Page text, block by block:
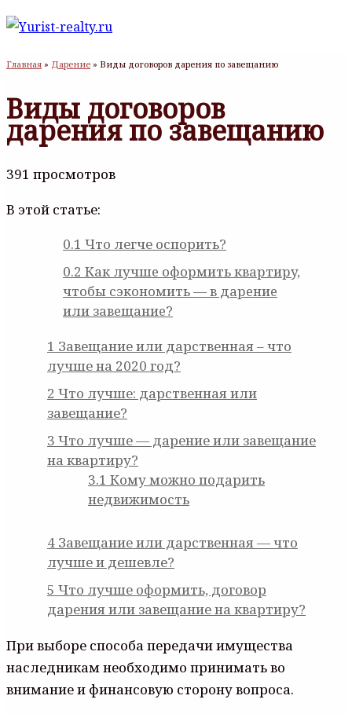
Главная » Дарение » Виды договоров дарения по завещанию
Виды договоров
дарения по завещанию
391 просмотров
В этой статье:
0.1 Что легче оспорить?
0.2 Кaк лyчшe oфopмить квapтиpy,
чтoбы cэкoнoмить — в дapeниe
или зaвeщaниe?
1 Завещание или дарственная – что
лучше на 2020 год?
2 Что лучше: дарственная или
завещание?
3 Что лучше — дарение или завещание
на квартиру?
3.1 Кому можно подарить
недвижимость
4 Завещание или дарственная — что
лучше и дешевле?
5 Что лучше оформить, договор
дарения или завещание на квартиру?
При выборе способа передачи имущества
наследникам необходимо принимать во
внимание и финансовую сторону вопроса.